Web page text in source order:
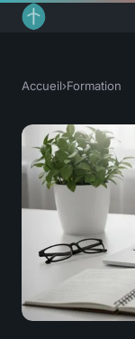
Accueil›Formation